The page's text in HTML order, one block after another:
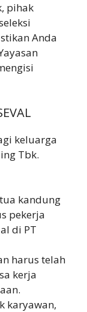
pihak
Anda
keluarga
Tbk.
kandung
pekerja
di PT
harus telah
kerja
karyawan,